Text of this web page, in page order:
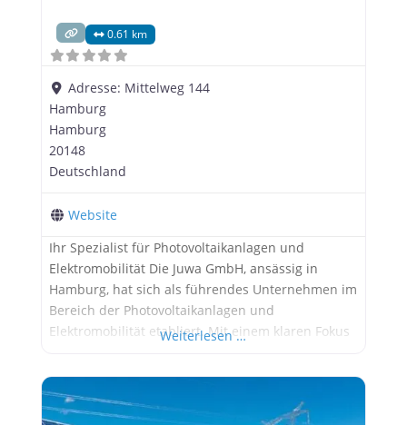
0.61 km
Adresse: Mittelweg 144
Hamburg
Hamburg
20148
Deutschland
Website
Ihr Spezialist für Photovoltaikanlagen und
Elektromobilität Die Juwa GmbH, ansässig in
Hamburg, hat sich als führendes Unternehmen im
Bereich der Photovoltaikanlagen und
Elektromobilität etabliert. Mit einem klaren Fokus
private und gewerbliche Kunden, die auf
erneuerbare Energien umsteigen möchten.
Weiterlesen …